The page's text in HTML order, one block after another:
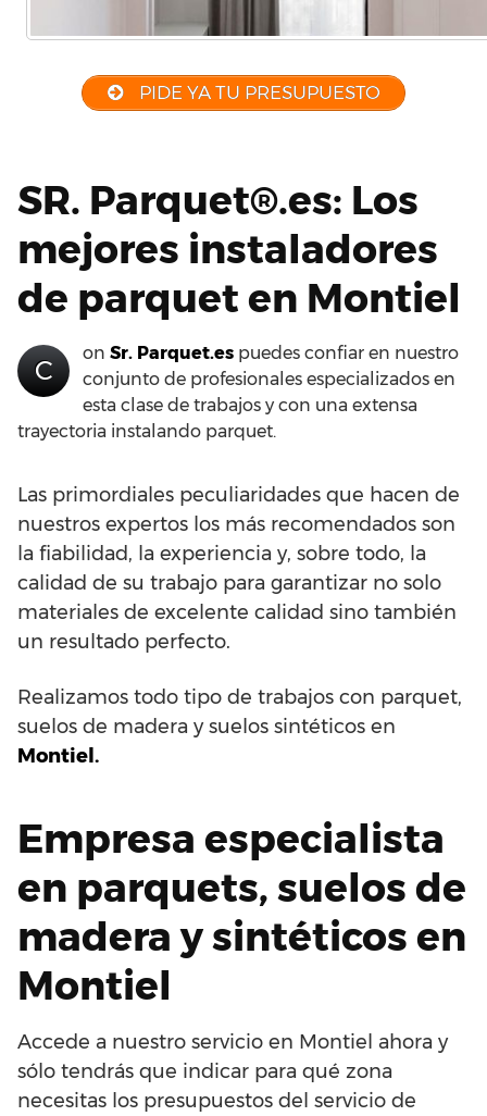
PIDE YA TU PRESUPUESTO
SR. Parquet®.es: Los
mejores instaladores
de parquet en Montiel
C
on Sr. Parquet.es puedes confiar en nuestro
conjunto de profesionales especializados en
esta clase de trabajos y con una extensa
trayectoria instalando parquet.
Las primordiales peculiaridades que hacen de
nuestros expertos los más recomendados son
la fiabilidad, la experiencia y, sobre todo, la
calidad de su trabajo para garantizar no solo
materiales de excelente calidad sino también
un resultado perfecto.
Realizamos todo tipo de trabajos con parquet,
suelos de madera y suelos sintéticos en
Montiel.
Empresa especialista
en parquets, suelos de
madera y sintéticos en
Montiel
Accede a nuestro servicio en Montiel ahora y
sólo tendrás que indicar para qué zona
necesitas los presupuestos del servicio de